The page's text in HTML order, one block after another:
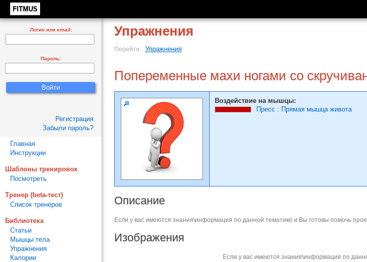
FITMUS
Упражнения
Перейти: Упражнения
Попеременные махи ногами со
Воздействие на мышцы:
Пресс : Прямая мышца живота
Описание
Если у вас имеются знания\информация по данной тематике и Вы готовы помочь
Изображения
Если у вас имеются знания\информация по
Логин или email:
Пароль:
Регистрация
Забыли пароль?
Главная
Инструкции
Шаблоны тренировок
Посмотреть
Тренер (beta-тест)
Список тренеров
Библиотека
Статьи
Мышцы тела
Упражнения
Калории